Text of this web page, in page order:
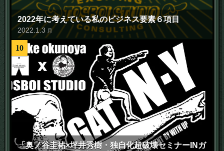
2022年に考えている私のビジネス要素６項目
2022 1.3 月
10
「奥ノ谷圭祐×坪井秀樹・独自化超破壊セミナーINガ